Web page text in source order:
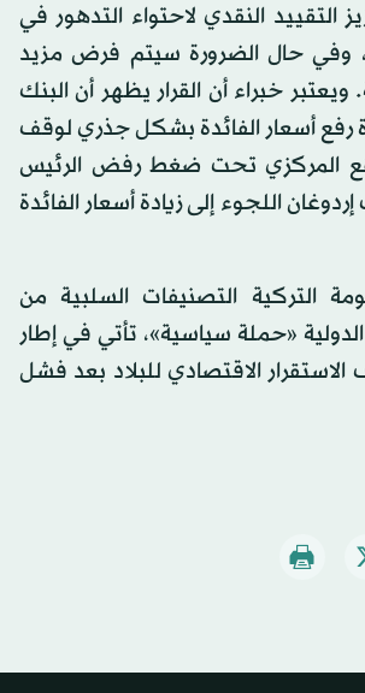
التقييد النقدي لاحتواء التدهور في
وفي حال الضرورة سيتم فرض مزيد
ويعتبر خبراء أن القرار يظهر أن البنك
رفع أسعار الفائدة بشكل جذري لوقف
المركزي تحت ضغط رفض الرئيس
اللجوء إلى زيادة أسعار الفائدة
التركية التصنيفات السلبية من
«حملة سياسية»، تأتي في إطار
الاقتصادي للبلاد بعد فشل